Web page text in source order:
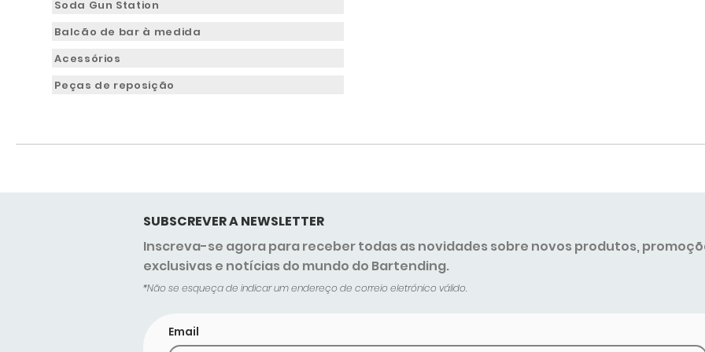
Soda Gun Station
Balcão de bar à medida
Acessórios
Peças de reposição
SUBSCREVER A NEWSLETTER
Inscreva-se agora para receber todas as novidades sobre novos produtos,
exclusivas e notícias do mundo do Bartending.
*Não se esqueça de indicar um endereço de correio eletrónico válido.
Email